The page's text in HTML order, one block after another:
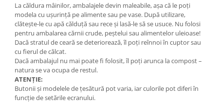
Capac textil pentru vase și farfurii
Prosop de bucătărie "NU-hârtie"
Suport pentru tacâmuri de
călătorie
Sac reutilizabil pentru fructe și
legume
Card cadou
Accesorii tricotate
La căldura mâinilor, ambalajele devin maleabile, așa că le poți
modela cu ușurință pe alimente sau pe vase. După utilizare,
clătește-le cu apă călduță sau rece și lasă-le să se usuce. Nu folosi
pentru ambalarea cărnii crude, peștelui sau alimentelor uleioase!
Dacă stratul de ceară se deteriorează, îl poți reînnoi în cuptor sau
cu fierul de călcat.
Dacă ambalajul nu mai poate fi folosit, îl poți arunca la compost –
natura se va ocupa de restul.
ATENȚIE:
Butonii și modelele de țesătură pot varia, iar culorile pot diferi în
funcție de setările ecranului.